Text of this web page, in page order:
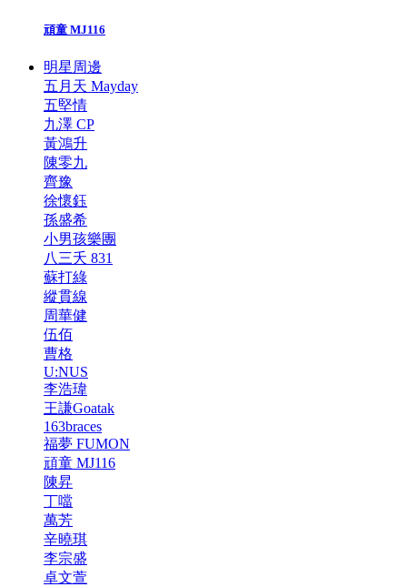
頑童 MJ116
明星周邊
五月天 Mayday
五堅情
九澤 CP
黃鴻升
陳零九
齊豫
徐懷鈺
孫盛希
小男孩樂團
八三夭 831
蘇打綠
縱貫線
周華健
伍佰
曹格
U:NUS
李浩瑋
王謙Goatak
163braces
福夢 FUMON
頑童 MJ116
陳昇
丁噹
萬芳
辛曉琪
李宗盛
卓文萱